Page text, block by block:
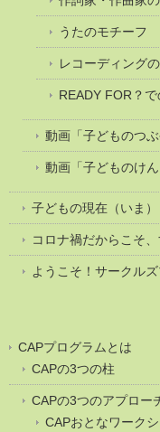
うたのモチーフ
レコーディング
READY FOR？
動画「子どものつぶ
動画「子どものけん
子どもの現在（いま）
コロナ禍だからこそ
ようこそ！サークル
CAPプログラムとは
CAPの3つの柱
CAPの3つのアプロー
CAPおとなワーク